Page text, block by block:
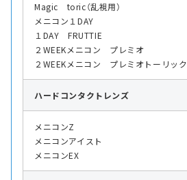
Magic toric（乱視用）
メニコン１DAY
１DAY FRUTTIE
２WEEKメニコン プレミオ
２WEEKメニコン プレミオトーリック
ハード コンタクトレンズ
メニコンZ
メニコンアイスト
メニコンEX